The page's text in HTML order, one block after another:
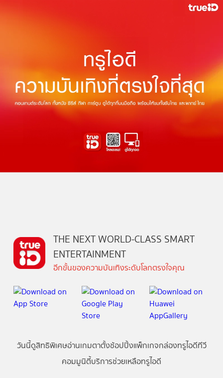
THE NEXT WORLD-CLASS SMART
ENTERTAINMENT
อีกขั้นของความบันเทิงระดับโลกตรงใจคุณ
วันนี้ดูสิทธิพิเศษอ่านเกมตาตั้งช้อปปิ้งแพ็กเกจกล่องทรูไอดีทีวี
คอมมูนิตี้บริการช่วยเหลือทรูไอดี